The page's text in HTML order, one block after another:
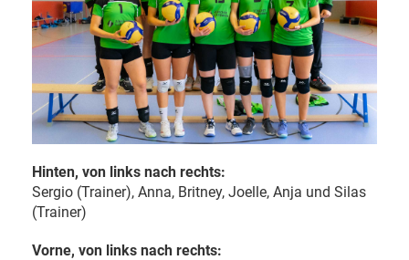
Hinten, von links nach rechts:
Sergio (Trainer), Anna, Britney, Joelle, Anja und Silas
(Trainer)
Vorne, von links nach rechts: